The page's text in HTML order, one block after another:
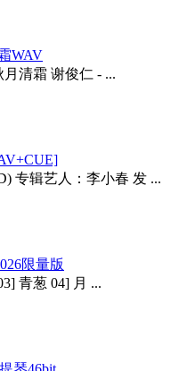
WAV
清霜 谢俊仁 - ...
专辑艺人：李小春 发 ...
限量版
青葱 04] 月 ...